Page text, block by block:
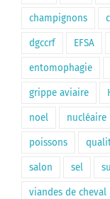
champignons
dgccrf EFSA
entomophagie
grippe aviaire
noel nucléaire
poissons
salon sel
viandes de cheval